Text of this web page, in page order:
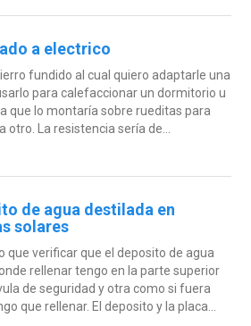
a electrico
fundido al cual quiero adaptarle una
para calefaccionar un dormitorio u
que lo montaría sobre rueditas para
La resistencia sería de...
de agua destilada en
solares
que verificar que el deposito de agua
rellenar tengo en la parte superior
de seguridad y otra como si fuera
que rellenar. El deposito y la placa...